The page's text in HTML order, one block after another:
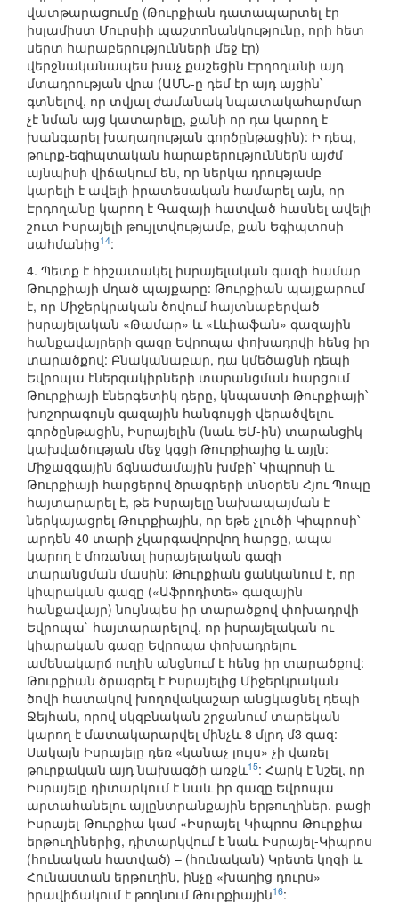
վատթարացումը (Թուրքիան դատապարտել էր
իսլամիստ Մուրսիի պաշտոնանկությունը, որի հետ
սերտ հարաբերությունների մեջ էր)
վերջնականապես խաչ քաշեցին Էրդողանի այդ
մտադրության վրա (ԱՄՆ-ը դեմ էր այդ այցին՝
գտնելով, որ տվյալ ժամանակ նպատակահարմար
չէ նման այց կատարելը, քանի որ դա կարող է
խանգարել խաղաղության գործընթացին): Ի դեպ,
թուրք-եգիպտական հարաբերություններն այժմ
այնպիսի վիճակում են, որ ներկա դրությամբ
կարելի է ավելի իրատեսական համարել այն, որ
Էրդողանը կարող է Գազայի հատված հասնել ավելի
շուտ Իսրայելի թույլտվությամբ, քան Եգիպտոսի
սահմանից14:
4. Պետք է հիշատակել իսրայելական գազի համար
Թուրքիայի մղած պայքարը: Թուրքիան պայքարում
է, որ Միջերկրական ծովում հայտնաբերված
իսրայելական «Թամար» և «Լևիաֆան» գազային
հանքավայրերի գազը Եվրոպա փոխադրվի հենց իր
տարածքով: Բնականաբար, դա կմեծացնի դեպի
Եվրոպա էներգակիրների տարանցման հարցում
Թուրքիայի էներգետիկ դերը, կնպաստի Թուրքիայի՝
խոշորագույն գազային հանգույցի վերածվելու
գործընթացին, Իսրայելին (նաև ԵՄ-ին) տարանցիկ
կախվածության մեջ կգցի Թուրքիայից և այլն:
Միջազգային ճգնաժամային խմբի՝ Կիպրոսի և
Թուրքիայի հարցերով ծրագրերի տնօրեն Հյու Պոպը
հայտարարել է, թե Իսրայելը նախապայման է
ներկայացրել Թուրքիային, որ եթե չլուծի Կիպրոսի՝
արդեն 40 տարի չկարգավորվող հարցը, ապա
կարող է մոռանալ իսրայելական գազի
տարանցման մասին: Թուրքիան ցանկանում է, որ
կիպրական գազը («Աֆրոդիտե» գազային
հանքավայր) նույնպես իր տարածքով փոխադրվի
Եվրոպա` հայտարարելով, որ իսրայելական ու
կիպրական գազը Եվրոպա փոխադրելու
ամենակարճ ուղին անցնում է հենց իր տարածքով:
Թուրքիան ծրագրել է Իսրայելից Միջերկրական
ծովի հատակով խողովակաշար անցկացնել դեպի
Ջեյհան, որով սկզբնական շրջանում տարեկան
կարող է մատակարարվել մինչև 8 մլրդ մ3 գազ:
Սակայն Իսրայելը դեռ «կանաչ լույս» չի վառել
թուրքական այդ նախագծի առջև15: Հարկ է նշել, որ
Իսրայելը դիտարկում է նաև իր գազը Եվրոպա
արտահանելու այլընտրանքային երթուղիներ. բացի
Իսրայել-Թուրքիա կամ «Իսրայել-Կիպրոս-Թուրքիա
երթուղիներից, դիտարկվում է նաև Իսրայել-Կիպրոս
(հունական հատված) – (հունական) Կրետե կղզի և
Հունաստան երթուղին, ինչը «խաղից դուրս»
իրավիճակում է թողնում Թուրքիային16: